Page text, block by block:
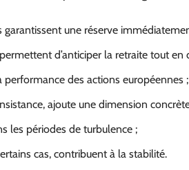
garantissent une réserve
permettent d’anticiper la retraite tout en
performance des actions européennes ;
ajoute une dimension
les périodes de turbulence ;
cas, contribuent à la stabilité.